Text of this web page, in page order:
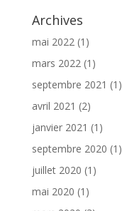
Archives
mai 2022(1)
mars 2022(1)
septembre 2021 (1)
avril 2021 (2)
janvier 2021 (1)
septembre 2020 (1)
juillet 2020 (1)
mai 2020 (1)